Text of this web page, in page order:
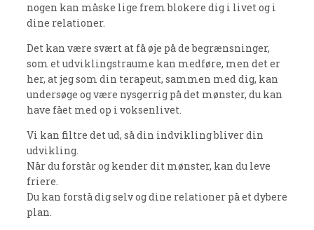
nogen kan måske lige frem blokere dig i livet og i
dine relationer.
Det kan være svært at få øje på de begrænsninger,
som et udviklingstraume kan medføre, men det er
her, at jeg som din terapeut, sammen med dig, kan
undersøge og være nysgerrig på det mønster, du kan
have fået med op i voksenlivet.
Vi kan filtre det ud, så din indvikling bliver din
udvikling.
Når du forstår og kender dit mønster, kan du leve
friere.
Du kan forstå dig selv og dine relationer på et dybere
plan.